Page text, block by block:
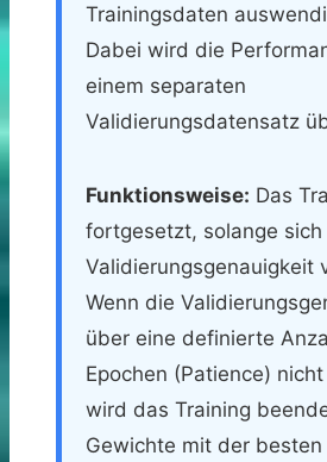
Trainingsdaten
Dabei wird die
einem separaten
Validierungsdatensatz
Funktionsweise: Das
fortgesetzt, solange sich
Validierungsgenauigkeit
Wenn die
über eine definierte
Epochen (Patience)
wird das Training
Gewichte mit der besten